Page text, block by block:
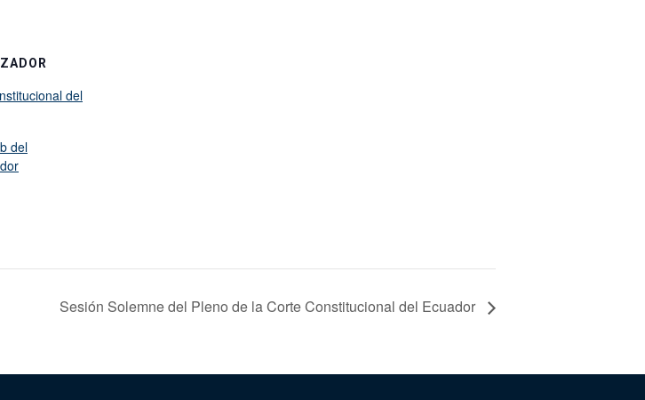
del
del
Sesión Solemne del Pleno de la Corte Constitucional del Ecuador